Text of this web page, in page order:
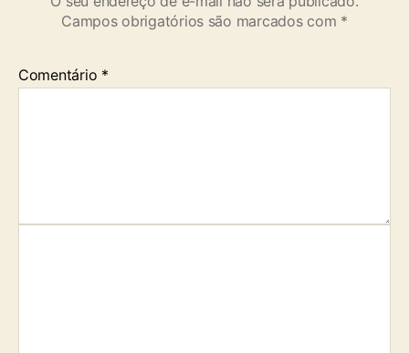
Campos obrigatórios são marcados com *
Comentário *